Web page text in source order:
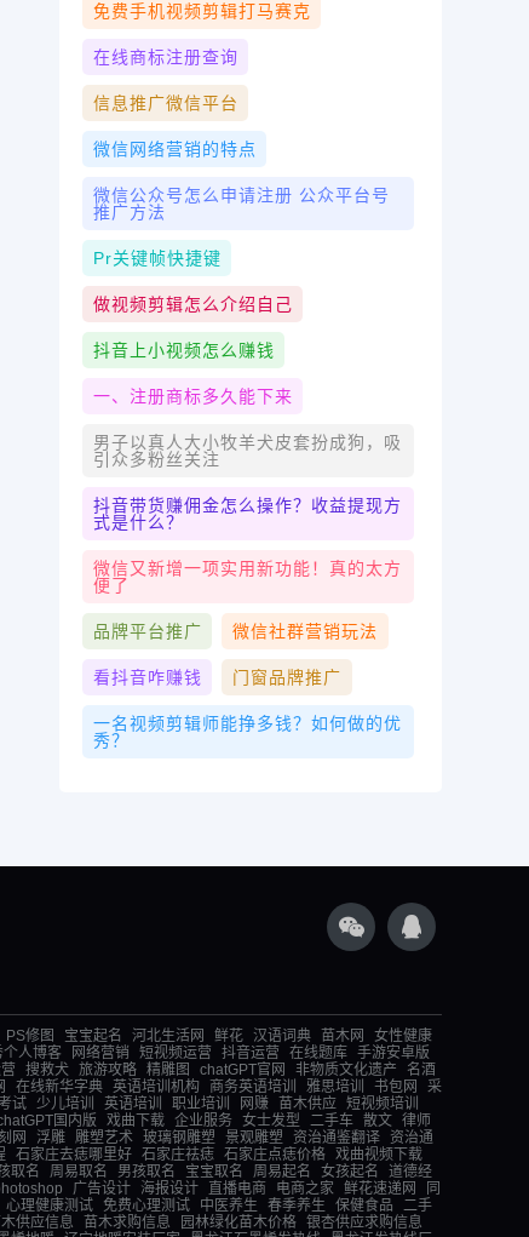
免费手机视频剪辑打马赛克
在线商标注册查询
信息推广微信平台
微信网络营销的特点
微信公众号怎么申请注册 公众平台号
推广方法
Pr关键帧快捷键
做视频剪辑怎么介绍自己
抖音上小视频怎么赚钱
一、注册商标多久能下来
男子以真人大小牧羊犬皮套扮成狗，吸
引众多粉丝关注
抖音带货赚佣金怎么操作？收益提现方
式是什么？
微信又新增一项实用新功能！真的太方
便了
品牌平台推广 微信社群营销玩法
看抖音咋赚钱 门窗品牌推广
一名视频剪辑师能挣多钱？如何做的优
秀？
PS修图 宝宝起名 河北生活网 鲜花 汉语词典 苗木网
女性健康
个人博客 网络营销 短视频运营 抖音运营 在线题库 手游安卓版
搜救犬 旅游攻略 精雕图 chatGPT官网 非物质文化遗产
名酒
在线新华字典 英语培训机构 商务英语培训 雅思培训 书包网
采
试 少儿培训 英语培训 职业培训 网赚 苗木供应 短视频培训
国内版 戏曲下载 企业服务 女士发型 二手车 散文 律师
网 浮雕 雕塑艺术 玻璃钢雕塑 景观雕塑 资治通鉴翻译
资治通
石家庄去痣哪里好 石家庄祛痣 石家庄点痣价格 戏曲视频下载
取名 周易取名 男孩取名 宝宝取名 周易起名 女孩起名
道德经
广告设计 海报设计 直播电商 电商之家 鲜花速递网
同
心理健康测试 免费心理测试 中医养生 春季养生 保健食品
二手
供应信息 苗木求购信息 园林绿化苗木价格 银杏供应求购信息